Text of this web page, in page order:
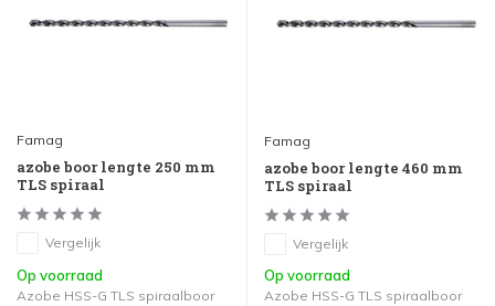
Famag
azobe boor lengte 250 mm
TLS spiraal
Vergelijk
Op voorraad
Azobe HSS-G TLS spiraalboor
Famag
azobe boor lengte 460 mm
TLS spiraal
Vergelijk
Op voorraad
Azobe HSS-G TLS spiraalboor